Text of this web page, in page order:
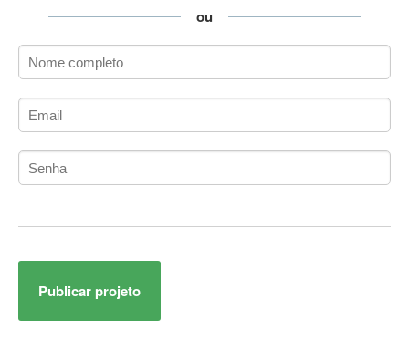
ADK
Administração Acadêmica
Administração de Artistas e Repertórios
Administração de Banco de Dados
Administração de Redes
Administrador de Sistemas
Adobe After Effects
Adobe AIR
ou
Publicar projeto